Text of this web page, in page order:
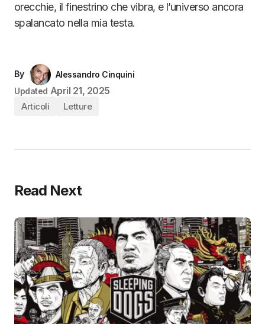
orecchie, il finestrino che vibra, e l’universo ancora
spalancato nella mia testa.
By
Alessandro Cinquini
Updated April 21, 2025
Articoli Letture
Read Next